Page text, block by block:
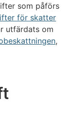
som påförs
för skatter
utfärdats om
,